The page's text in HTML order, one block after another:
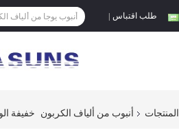
طلب اقتباس
المنتجات أنبوب من ألياف الكربون خفيفة الوزن 3 كيلو نسج عرافة أنبوب من ألياف